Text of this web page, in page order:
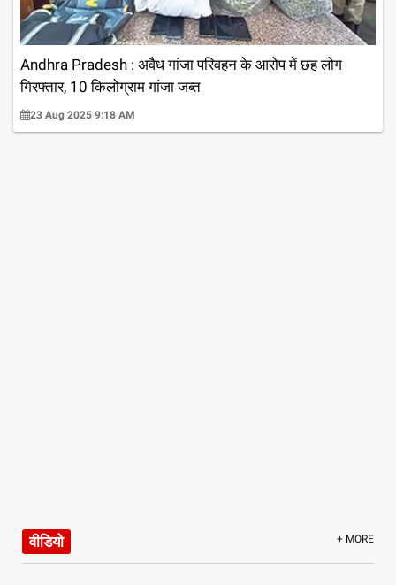
Andhra Pradesh : अवैध गांजा परिवहन के आरोप में छह लोग
गिरफ्तार, 10 किलोग्राम गांजा जब्त
23 Aug 2025 9:18 AM
वीडियो + MORE